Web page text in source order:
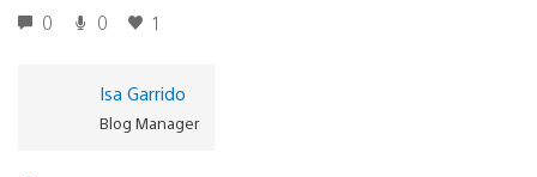
0 0 1
Isa Garrido
Blog Manager